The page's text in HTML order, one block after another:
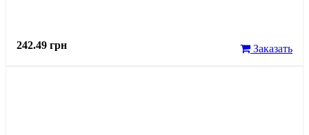
242.49 грн Заказать